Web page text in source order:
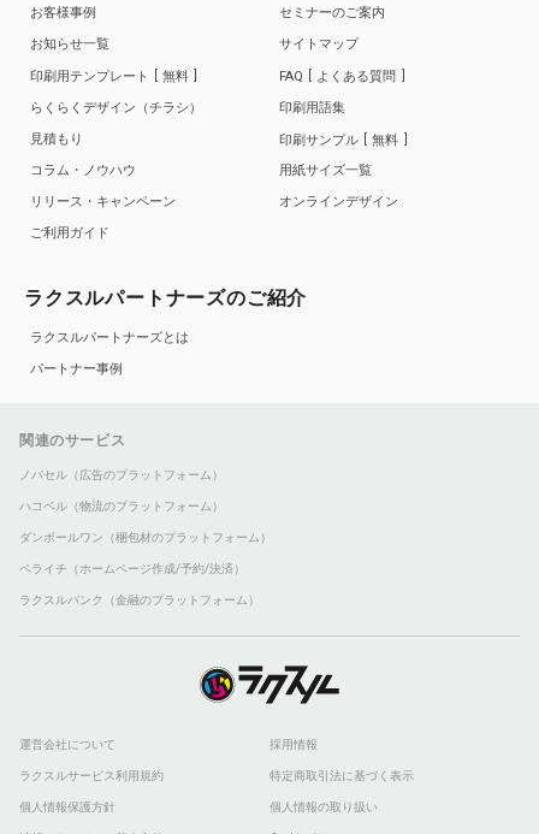
お客様事例
お知らせ一覧
印刷用テンプレート
無料
らくらくデザイン（チラシ）
見積もり
コラム・ノウハウ
リリース・キャンペーン
ご利用ガイド
セミナーのご案内
サイトマップ
FAQ
よくある質問
印刷用語集
印刷サンプル
無料
用紙サイズ一覧
オンラインデザイン
ラクスルパートナーズのご紹介
ラクスルパートナーズとは
パートナー事例
関連のサービス
ノバセル（広告のプラットフォーム）
ハコベル（物流のプラットフォーム）
ダンボールワン（梱包材のプラットフォーム）
ペライチ（ホームページ作成/予約/決済）
ラクスルバンク（金融のプラットフォーム）
運営会社について 採用情報
ラクスルサービス利用規約 特定商取引法に基づく表示
個人情報保護方針 個人情報の取り扱い